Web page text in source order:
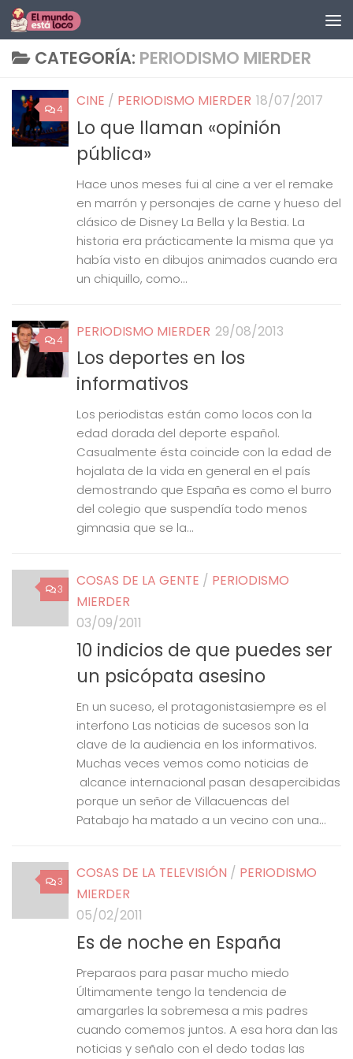
Saltar al contenido
CATEGORÍA: PERIODISMO MIERDER
4 CINE / PERIODISMO MIERDER 18/07/2017
Lo que llaman «opinión
pública»
Hace unos meses fui al cine a ver el remake
en marrón y personajes de carne y hueso del
clásico de Disney La Bella y la Bestia. La
historia era prácticamente la misma que ya
había visto en dibujos animados cuando era
un chiquillo, como...
4 PERIODISMO MIERDER 29/08/2013
Los deportes en los
informativos
Los periodistas están como locos con la
edad dorada del deporte español.
Casualmente ésta coincide con la edad de
hojalata de la vida en general en el país
demostrando que España es como el burro
del colegio que suspendía todo menos
gimnasia que se la...
3 COSAS DE LA GENTE / PERIODISMO
MIERDER
03/09/2011
10 indicios de que puedes ser
un psicópata asesino
En un suceso, el protagonistasiempre es el
interfono Las noticias de sucesos son la
clave de la audiencia en los informativos.
Muchas veces vemos como noticias de
alcance internacional pasan desapercibidas
porque un señor de Villacuencas del
Patabajo ha matado a un vecino con una...
3 COSAS DE LA TELEVISIÓN / PERIODISMO
MIERDER
05/02/2011
Es de noche en España
Preparaos para pasar mucho miedo
Últimamente tengo la tendencia de
amargarles la sobremesa a mis padres
cuando comemos juntos. A esa hora dan las
noticias y señalo con el dedo todas las